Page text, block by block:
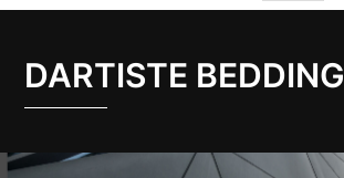
DARTISTE BEDDING